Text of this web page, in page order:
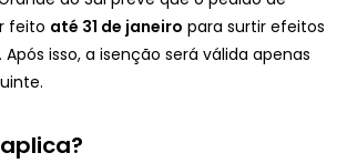
feito até 31 de janeiro para surtir efeitos
isso, a isenção será válida apenas